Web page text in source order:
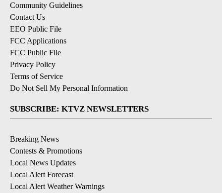
Community Guidelines
Contact Us
EEO Public File
FCC Applications
FCC Public File
Privacy Policy
Terms of Service
Do Not Sell My Personal Information
SUBSCRIBE: KTVZ NEWSLETTERS
Breaking News
Contests & Promotions
Local News Updates
Local Alert Forecast
Local Alert Weather Warnings